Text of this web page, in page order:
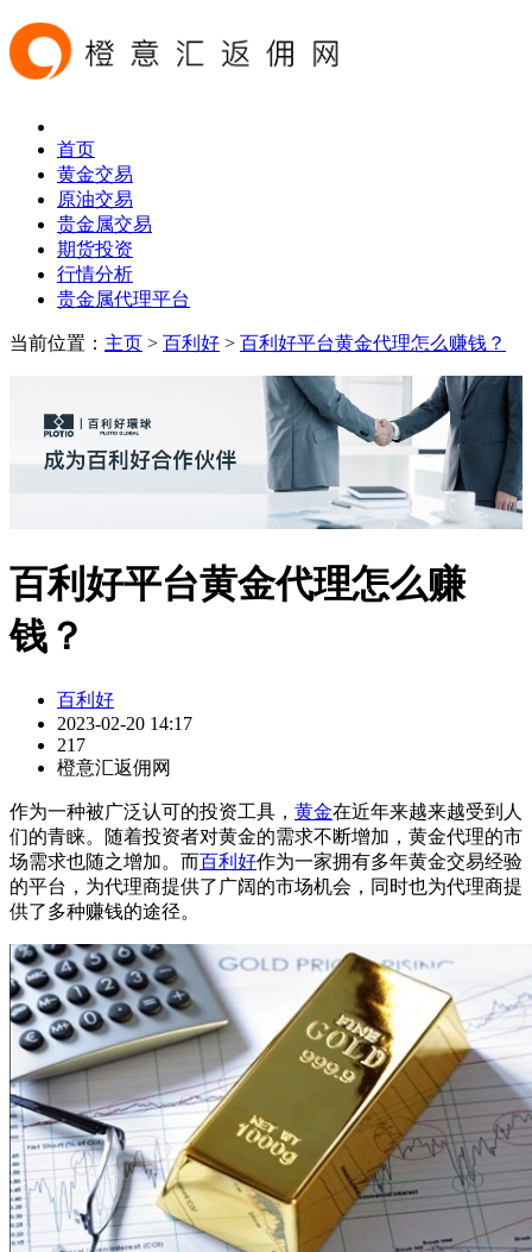
首页
黄金交易
原油交易
贵金属交易
期货投资
行情分析
贵金属代理平台
当前位置： 主页 > 百利好 > 百利好平台黄金代理怎么赚钱？
百利好平台黄金代理怎么赚
钱？
百利好
2023-02-20 14:17
217
橙意汇返佣网
作为一种被广泛认可的投资工具， 黄金在近年来越来越受到人
们的青睐。随着投资者对黄金的需求不断增加，黄金代理的市
场需求也随之增加。而百利好作为一家拥有多年黄金交易经验
的平台，为代理商提供了广阔的市场机会，同时也为代理商提
供了多种赚钱的途径。